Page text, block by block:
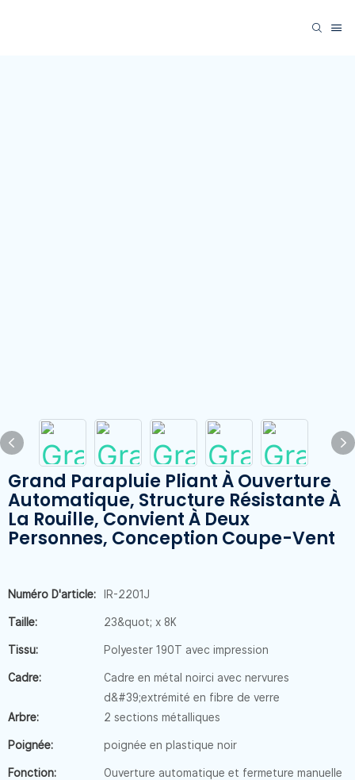
Grand Parapluie Pliant À Ouverture
Automatique, Structure Résistante À
La Rouille, Convient À Deux
Personnes, Conception Coupe-Vent
Numéro D'article: IR-2201J
Taille: 23&quot; x 8K
Tissu: Polyester 190T avec impression
Cadre:
Cadre en métal noirci avec nervures
d&#39;extrémité en fibre de verre
Arbre:
2 sections métalliques
Poignée: poignée en plastique noir
Fonction: Ouverture automatique et fermeture manuelle